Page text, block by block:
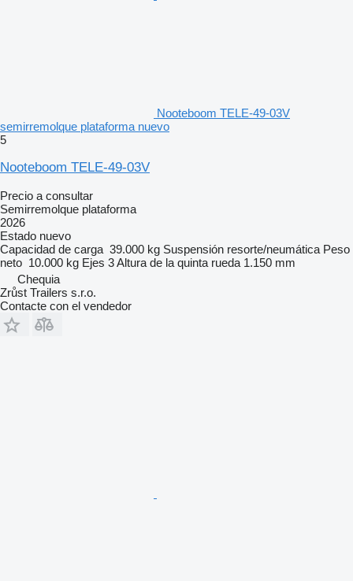
Nooteboom TELE-49-03V
semirremolque plataforma nuevo
5
Nooteboom TELE-49-03V
Precio a consultar
Semirremolque plataforma
2026
Estado nuevo
Capacidad de carga 39.000 kg Suspensión resorte/neumática Peso
neto 10.000 kg Ejes 3Altura de la quinta rueda 1.150 mm
Chequia
Zrůst Trailers s.r.o.
Contacte con el vendedor